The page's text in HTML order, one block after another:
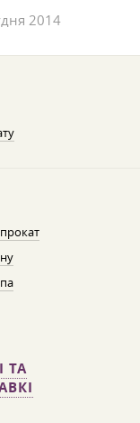
2014
ТА